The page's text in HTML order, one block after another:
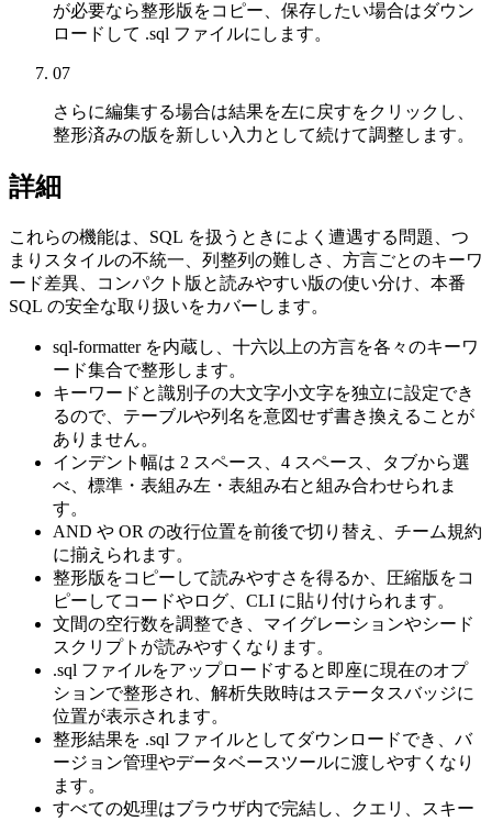
が必要なら整形版をコピー、保存したい場合はダウン
ロードして .sql ファイルにします。
07
さらに編集する場合は結果を左に戻すをクリックし、
整形済みの版を新しい入力として続けて調整します。
詳細
これらの機能は、SQL を扱うときによく遭遇する問題、つ
まりスタイルの不統一、列整列の難しさ、方言ごとのキーワ
ード差異、コンパクト版と読みやすい版の使い分け、本番
SQL の安全な取り扱いをカバーします。
sql-formatter を内蔵し、十六以上の方言を各々のキーワ
ード集合で整形します。
キーワードと識別子の大文字小文字を独立に設定でき
るので、テーブルや列名を意図せず書き換えることが
ありません。
インデント幅は 2 スペース、4 スペース、タブから選
べ、標準・表組み左・表組み右と組み合わせられま
す。
AND や OR の改行位置を前後で切り替え、チーム規約
に揃えられます。
整形版をコピーして読みやすさを得るか、圧縮版をコ
ピーしてコードやログ、CLI に貼り付けられます。
文間の空行数を調整でき、マイグレーションやシード
スクリプトが読みやすくなります。
.sql ファイルをアップロードすると即座に現在のオプ
ションで整形され、解析失敗時はステータスバッジに
位置が表示されます。
整形結果を .sql ファイルとしてダウンロードでき、バ
ージョン管理やデータベースツールに渡しやすくなり
ます。
すべての処理はブラウザ内で完結し、クエリ、スキー